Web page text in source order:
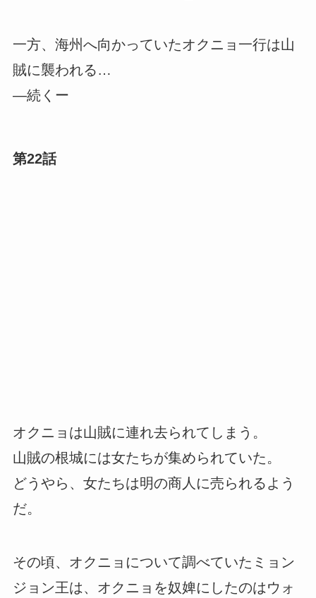
一方、海州へ向かっていたオクニョ一行は山
賊に襲われる…
―続くー
第22話
オクニョは山賊に連れ去られてしまう。
山賊の根城には女たちが集められていた。
どうやら、女たちは明の商人に売られるよう
だ。
その頃、オクニョについて調べていたミョン
ジョン王は、オクニョを奴婢にしたのはウォ